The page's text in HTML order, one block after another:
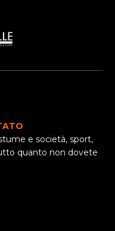
e società, sport,
quanto non dovete